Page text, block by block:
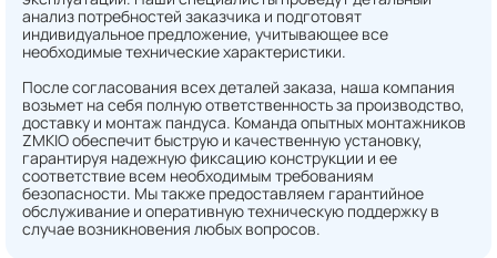
анализ потребностей заказчика и подготовят
индивидуальное предложение, учитывающее все
необходимые технические характеристики.
После согласования всех деталей заказа, наша компания
возьмет на себя полную ответственность за производство,
доставку и монтаж пандуса. Команда опытных монтажников
ZMKIO обеспечит быструю и качественную установку,
гарантируя надежную фиксацию конструкции и ее
соответствие всем необходимым требованиям
безопасности. Мы также предоставляем гарантийное
обслуживание и оперативную техническую поддержку в
случае возникновения любых вопросов.